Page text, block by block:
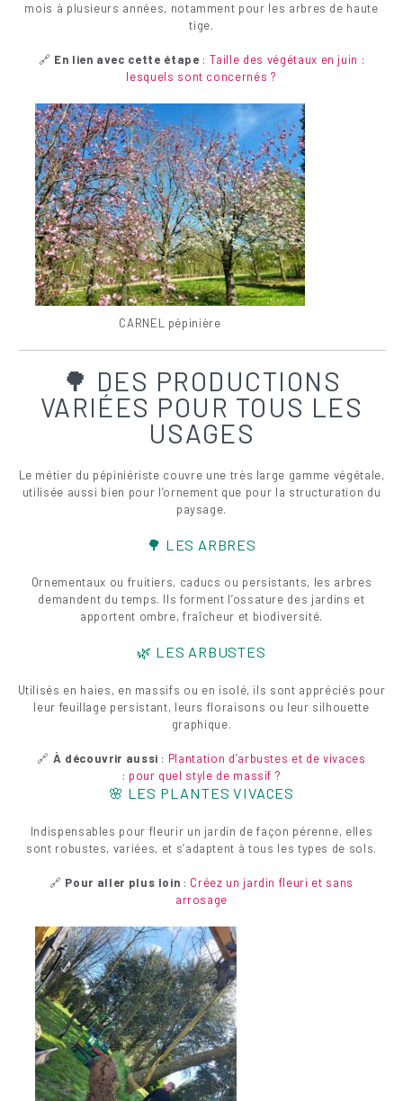
mois à plusieurs années, notamment pour les arbres de haute
tige.
🔗 En lien avec cette étape : Taille des végétaux en juin :
lesquels sont concernés ?
CARNEL pépinière
🌳 DES PRODUCTIONS
VARIÉES POUR TOUS LES
USAGES
Le métier du pépiniériste couvre une très large gamme végétale,
utilisée aussi bien pour l’ornement que pour la structuration du
paysage.
🌳 LES ARBRES
Ornementaux ou fruitiers, caducs ou persistants, les arbres
demandent du temps. Ils forment l’ossature des jardins et
apportent ombre, fraîcheur et biodiversité.
🌿 LES ARBUSTES
Utilisés en haies, en massifs ou en isolé, ils sont appréciés pour
leur feuillage persistant, leurs floraisons ou leur silhouette
graphique.
🔗 À découvrir aussi : Plantation d’arbustes et de vivaces
: pour quel style de massif ?
🌸 LES PLANTES VIVACES
Indispensables pour fleurir un jardin de façon pérenne, elles
sont robustes, variées, et s’adaptent à tous les types de sols.
🔗 Pour aller plus loin : Créez un jardin fleuri et sans
arrosage